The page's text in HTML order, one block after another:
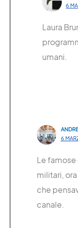
6
Laura
umani.
6
Le famose
militari,
che
canale.